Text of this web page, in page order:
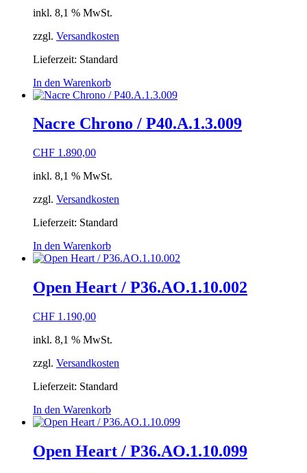
inkl. 8,1 % MwSt.
zzgl. Versandkosten
Lieferzeit: Standard
In den Warenkorb
Nacre Chrono / P40.A.1.3.009
CHF 1.890,00
inkl. 8,1 % MwSt.
zzgl. Versandkosten
Lieferzeit: Standard
In den Warenkorb
Open Heart / P36.AO.1.10.002
CHF 1.190,00
inkl. 8,1 % MwSt.
zzgl. Versandkosten
Lieferzeit: Standard
In den Warenkorb
Open Heart / P36.AO.1.10.099